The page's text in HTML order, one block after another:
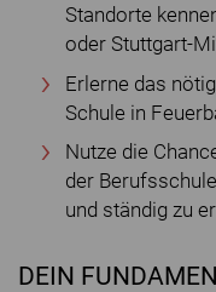
Standorte
oder Stuttgart-
Erlerne das
Schule in
Nutze die
der
und ständig zu
DEIN